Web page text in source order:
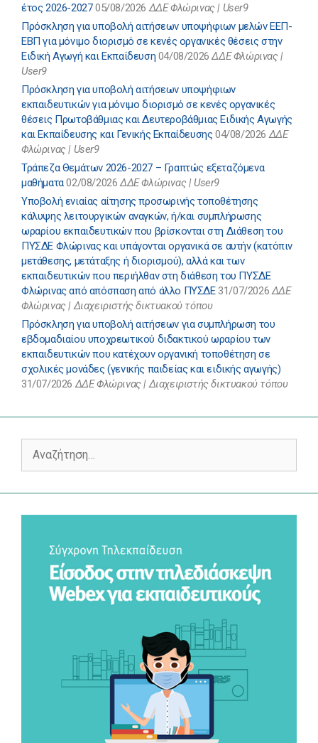
έτος 2026-2027 05/08/2026 ΔΔΕ Φλώρινας | User9
Πρόσκληση για υποβολή αιτήσεων υποψήφιων μελών ΕΕΠ-
ΕΒΠ για μόνιμο διορισμό σε κενές οργανικές θέσεις στην
Ειδική Αγωγή και Εκπαίδευση 04/08/2026 ΔΔΕ Φλώρινας |
User9
Πρόσκληση για υποβολή αιτήσεων υποψήφιων
εκπαιδευτικών για μόνιμο διορισμό σε κενές οργανικές
θέσεις Πρωτοβάθμιας και Δευτεροβάθμιας Ειδικής Αγωγής
και Εκπαίδευσης και Γενικής Εκπαίδευσης 04/08/2026 ΔΔΕ
Φλώρινας | User9
Τράπεζα Θεμάτων 2026-2027 – Γραπτώς εξεταζόμενα
μαθήματα 02/08/2026 ΔΔΕ Φλώρινας | User9
Υποβολή ενιαίας αίτησης προσωρινής τοποθέτησης
κάλυψης λειτουργικών αναγκών, ή/και συμπλήρωσης
ωραρίου εκπαιδευτικών που βρίσκονται στη Διάθεση του
ΠΥΣΔΕ Φλώρινας και υπάγονται οργανικά σε αυτήν (κατόπιν
μετάθεσης, μετάταξης ή διορισμού), αλλά και των
εκπαιδευτικών που περιήλθαν στη διάθεση του ΠΥΣΔΕ
Φλώρινας από απόσπαση από άλλο ΠΥΣΔΕ 31/07/2026 ΔΔΕ
Φλώρινας | Διαχειριστής δικτυακού τόπου
Πρόσκληση για υποβολή αιτήσεων για συμπλήρωση του
εβδομαδιαίου υποχρεωτικού διδακτικού ωραρίου των
εκπαιδευτικών που κατέχουν οργανική τοποθέτηση σε
σχολικές μονάδες (γενικής παιδείας και ειδικής αγωγής)
31/07/2026 ΔΔΕ Φλώρινας | Διαχειριστής δικτυακού τόπου
για: